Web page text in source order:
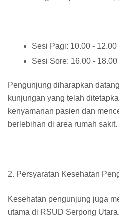
Sesi Pagi: 10.00 - 12.00
Sesi Sore: 16.00 - 18.00
Pengunjung diharapkan
kunjungan yang telah
kenyamanan pasien dan
berlebihan di area rumah sakit.
2. Persyaratan Kesehatan
Kesehatan pengunjung juga
utama di RSUD Serpong